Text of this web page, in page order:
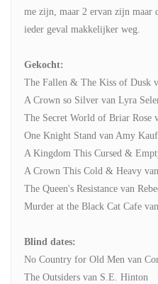
me zijn, maar 2 ervan zijn maar
ieder geval makkelijker weg.
Gekocht:
The Fallen & The Kiss of Dusk
A Crown so Silver van Lyra
The Secret World of Briar Rose
One Knight Stand van Amy
A Kingdom This Cursed &
A Crown This Cold & Heavy
The Queen's Resistance van
Murder at the Black Cat Cafe
Blind dates:
No Country for Old Men van
The Outsiders van S.E. Hinton